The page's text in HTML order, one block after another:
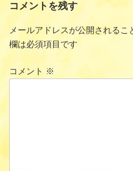
コメントを残す
メールアドレスが公開されるこ
欄は必須項目です
コメント ※